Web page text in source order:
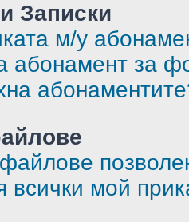
Записки
м/у
абонамент за
всички мой